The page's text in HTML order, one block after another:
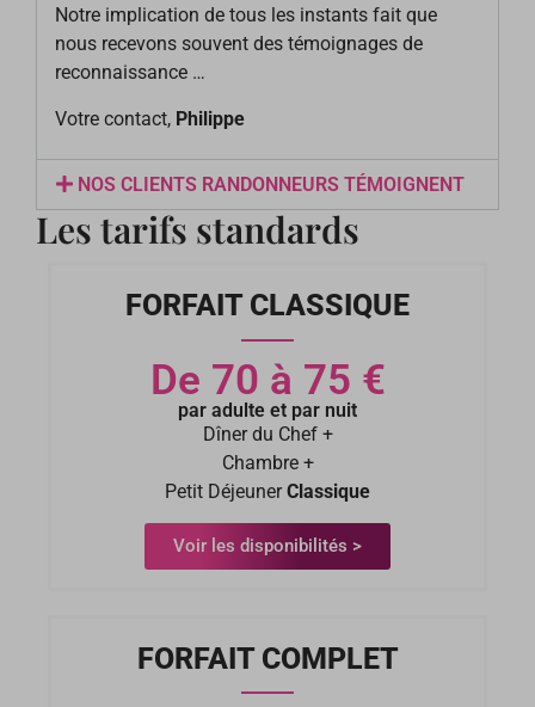
Notre implication de tous les instants fait que
nous recevons souvent des témoignages de
reconnaissance …
Votre contact, Philippe
NOS CLIENTS RANDONNEURS TÉMOIGNENT
Les tarifs standards
FORFAIT CLASSIQUE
De 70 à 75 €
par adulte et par nuit
Dîner du Chef +
Chambre +
Petit DéjeunerClassique
Voir les disponibilités >
FORFAIT COMPLET